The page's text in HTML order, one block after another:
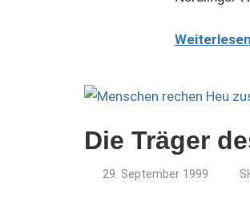
Weiterlesen
Die Träger
29. September 1999